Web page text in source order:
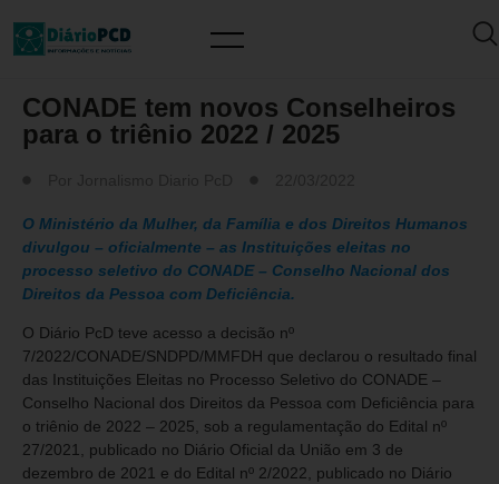
CONADE tem novos Conselheiros
para o triênio 2022 / 2025
O Ministério da Mulher, da Família e dos Direitos Humanos
divulgou – oficialmente – as Instituições eleitas no
processo seletivo do CONADE – Conselho Nacional dos
Direitos da Pessoa com Deficiência.
O Diário PcD teve acesso a decisão nº
7/2022/CONADE/SNDPD/MMFDH que declarou o resultado final
das Instituições Eleitas no Processo Seletivo do CONADE –
Conselho Nacional dos Direitos da Pessoa com Deficiência para
o triênio de 2022 – 2025, sob a regulamentação do Edital nº
27/2021, publicado no Diário Oficial da União em 3 de
dezembro de 2021 e do Edital nº 2/2022, publicado no Diário